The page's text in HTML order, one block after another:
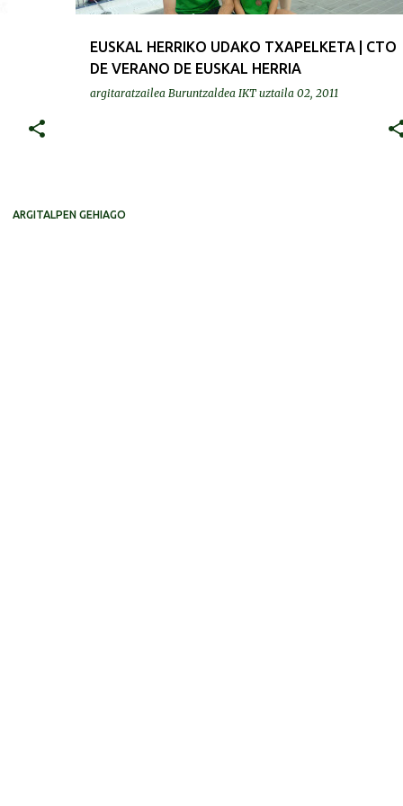
EUSKAL HERRIKO UDAKO TXAPELKETA | CTO
DE VERANO DE EUSKAL HERRIA
argitaratzailea Buruntzaldea IKT uztaila 02, 2011
ARGITALPEN GEHIAGO